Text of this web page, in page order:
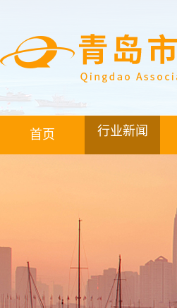
首页 行业新闻